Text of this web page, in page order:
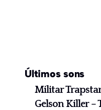
Últimos sons
Militar
Gelson Killer –